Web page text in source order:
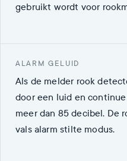
gebruikt wordt voor
ALARM GELUID
Als de melder rook
door een luid en
meer dan 85 decibel. De
vals alarm stilte modus.